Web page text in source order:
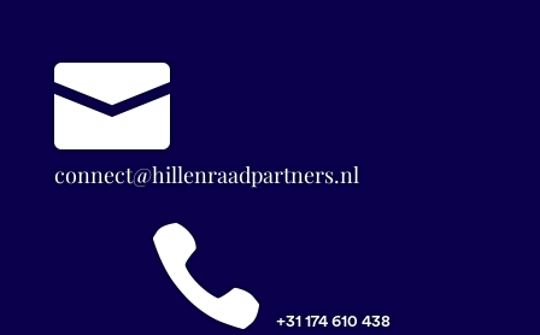

connect@hillenraadpartners.nl
 +31 174 610 438